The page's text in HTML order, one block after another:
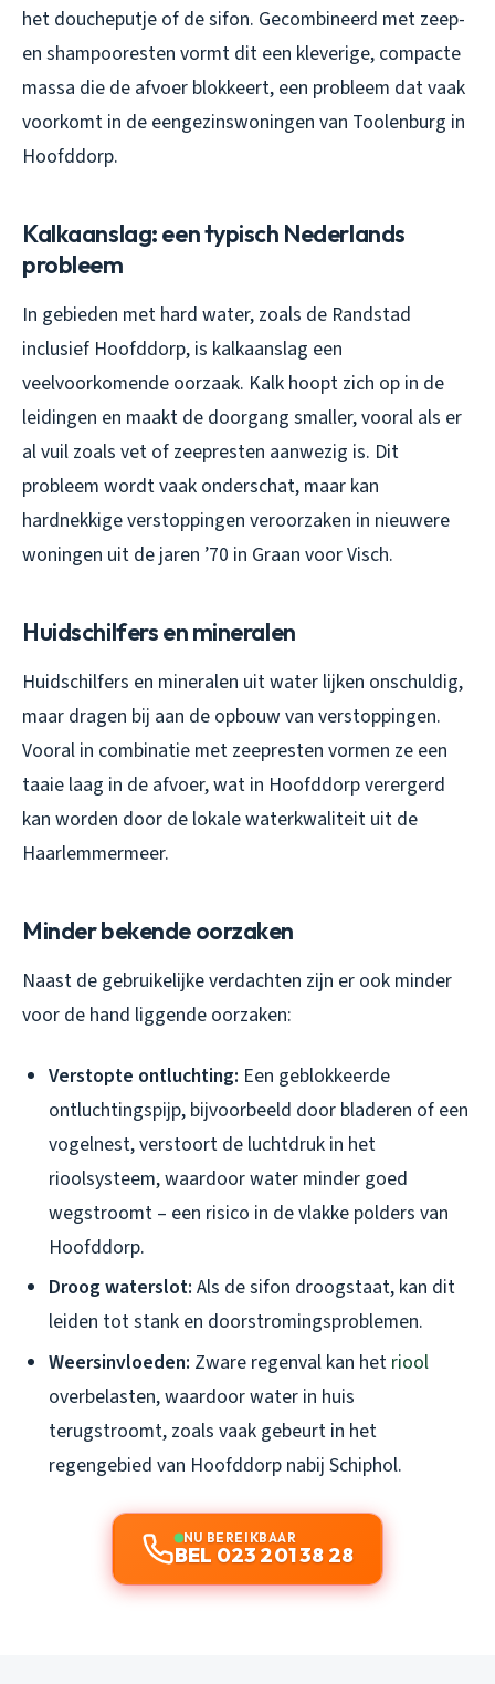
het doucheputje of de sifon. Gecombineerd met zeep-
en shampooresten vormt dit een kleverige, compacte
massa die de afvoer blokkeert, een probleem dat vaak
voorkomt in de eengezinswoningen van Toolenburg in
Hoofddorp.
Kalkaanslag: een typisch Nederlands
probleem
In gebieden met hard water, zoals de Randstad
inclusief Hoofddorp, is kalkaanslag een
veelvoorkomende oorzaak. Kalk hoopt zich op in de
leidingen en maakt de doorgang smaller, vooral als er
al vuil zoals vet of zeepresten aanwezig is. Dit
probleem wordt vaak onderschat, maar kan
hardnekkige verstoppingen veroorzaken in nieuwere
woningen uit de jaren ’70 in Graan voor Visch.
Huidschilfers en mineralen
Huidschilfers en mineralen uit water lijken onschuldig,
maar dragen bij aan de opbouw van verstoppingen.
Vooral in combinatie met zeepresten vormen ze een
taaie laag in de afvoer, wat in Hoofddorp verergerd
kan worden door de lokale waterkwaliteit uit de
Haarlemmermeer.
Minder bekende oorzaken
Naast de gebruikelijke verdachten zijn er ook minder
voor de hand liggende oorzaken:
Verstopte ontluchting: Een geblokkeerde
ontluchtingspijp, bijvoorbeeld door bladeren of een
vogelnest, verstoort de luchtdruk in het
rioolsysteem, waardoor water minder goed
wegstroomt – een risico in de vlakke polders van
Hoofddorp.
Droog waterslot: Als de sifon droogstaat, kan dit
leiden tot stank en doorstromingsproblemen.
Weersinvloeden: Zware regenval kan het riool
overbelasten, waardoor water in huis
terugstroomt, zoals vaak gebeurt in het
regengebied van Hoofddorp nabij Schiphol.
NU BEREIKBAAR
BEL 023 201 38 28